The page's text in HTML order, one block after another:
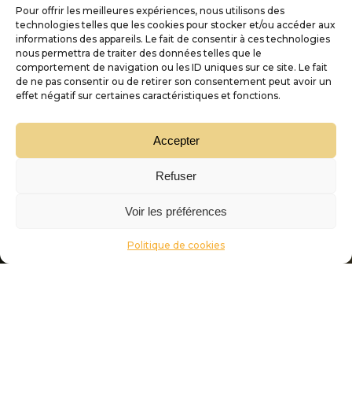
Pour offrir les meilleures expériences, nous utilisons des
technologies telles que les cookies pour stocker et/ou accéder aux
informations des appareils. Le fait de consentir à ces technologies
nous permettra de traiter des données telles que le
comportement de navigation ou les ID uniques sur ce site. Le fait
de ne pas consentir ou de retirer son consentement peut avoir un
effet négatif sur certaines caractéristiques et fonctions.
Accepter
Refuser
Voir les préférences
Politique de cookies